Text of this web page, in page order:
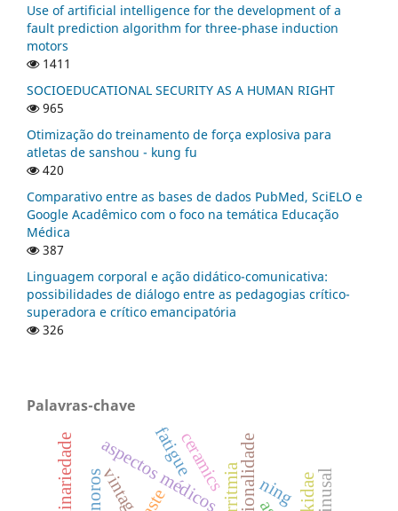
Use of artificial intelligence for the development of a
fault prediction algorithm for three-phase induction
motors
1411
SOCIOEDUCATIONAL SECURITY AS A HUMAN RIGHT
965
Otimização do treinamento de força explosiva para
atletas de sanshou - kung fu
420
Comparativo entre as bases de dados PubMed, SciELO e
Google Acadêmico com o foco na temática Educação
Médica
387
Linguagem corporal e ação didático-comunicativa:
possibilidades de diálogo entre as pedagogias crítico-
superadora e crítico emancipatória
326
Palavras-chave
ning
aspectos médicos
vintage arritmia
ceramics
fatigue